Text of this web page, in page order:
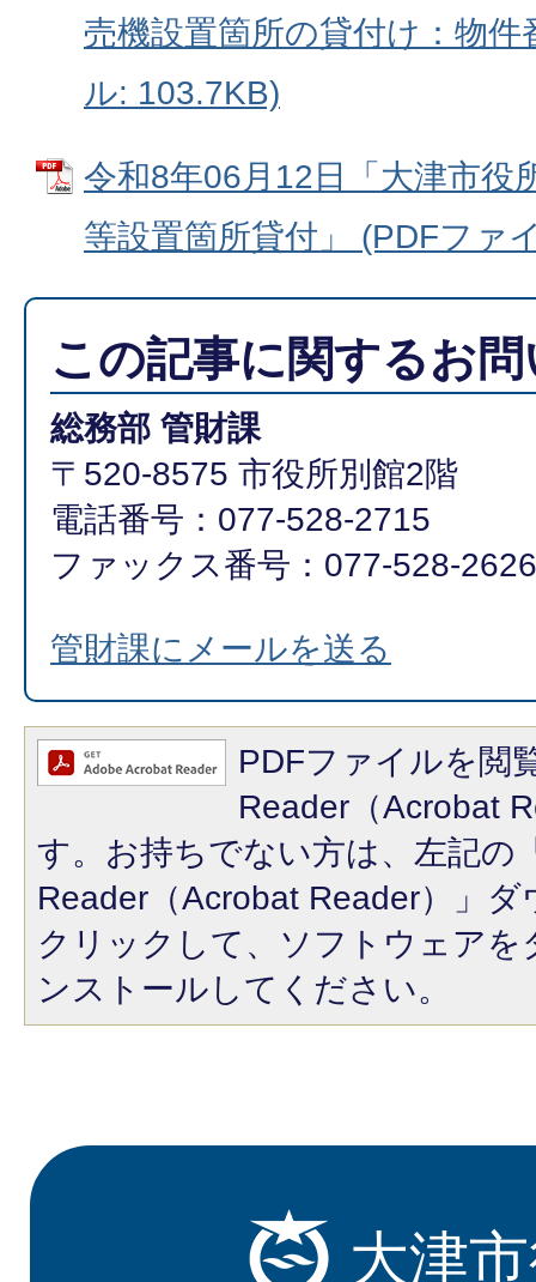
売機設置箇所の貸付け：物
ル: 103.7KB)
令和8年06月12日「大津市役
等設置箇所貸付」 (PDFファ
この記事に関するお
総務部 管財課
〒520-8575 市役所別館2階
電話番号：077-528-2715
ファックス番号：077-528-2626
管財課にメールを送る
PDFファイルを閲
Reader（Acrobat
す。お持ちでない方は、左記の
Reader（Acrobat Reader）」
クリックして、ソフトウェア
ンストールしてください。
大津